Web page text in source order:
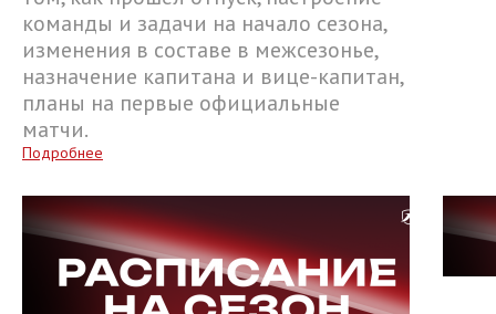
команды и задачи на начало сезона,
изменения в составе в межсезонье,
назначение капитана и вице-капитан,
планы на первые официальные
матчи.
Подробнее